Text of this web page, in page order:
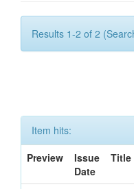
Results 1-2 of 2
Item hits:
Preview
Issue
Date
Title